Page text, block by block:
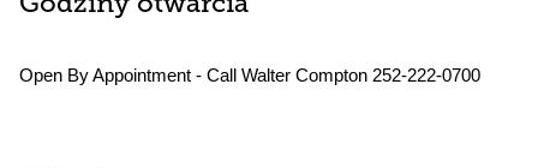
Open By Appointment - Call Walter Compton 252-222-0700